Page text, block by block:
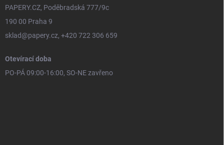
PAPERY.CZ, Poděbradská 777/9c
190 00 Praha 9
sklad@papery.cz, +420 722 306 659
Otevírací doba
PO-PÁ 09:00-16:00, SO-NE zavřeno